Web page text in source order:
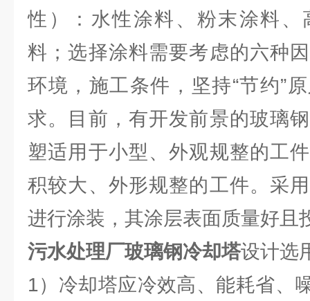
性）：水性涂料、粉末涂料、
料；选择涂料需要考虑的六种
环境，施工条件，坚持“节约”
求。目前，有开发前景的玻璃
塑适用于小型、外观规整的工
积较大、外形规整的工件。采
进行涂装，其涂层表面质量好且
污水处理厂玻璃钢冷却塔设计选
1）冷却塔应冷效高、能耗省、